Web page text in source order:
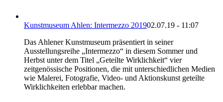
Kunstmuseum Ahlen: Intermezzo 201902.07.19 - 11:07
Das Ahlener Kunstmuseum präsentiert in seiner
Ausstellungsreihe „Intermezzo“ in diesem Sommer und
Herbst unter dem Titel „Geteilte Wirklichkeit“ vier
zeitgenössische Positionen, die mit unterschiedlichen Medien
wie Malerei, Fotografie, Video- und Aktionskunst geteilte
Wirklichkeiten erlebbar machen.